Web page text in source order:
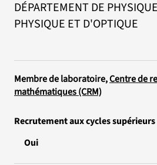
DÉPARTEMENT DE
PHYSIQUE ET D'OPTIQUE
Membre de laboratoire,Centre de
mathématiques (CRM)
Recrutement aux cycles supérieurs
Oui